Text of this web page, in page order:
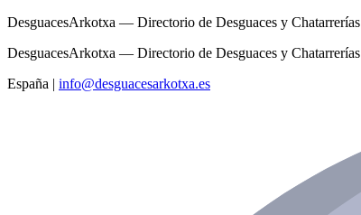
DesguacesArkotxa — Directorio de Desguaces y Chatarrerías
DesguacesArkotxa — Directorio de Desguaces y Chatarrerías
España | info@desguacesarkotxa.es